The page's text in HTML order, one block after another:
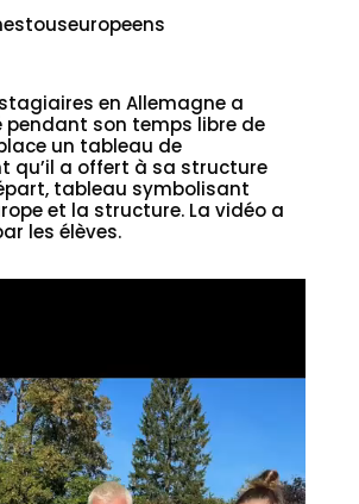
en Allemagne a
pendant son temps libre de
un tableau de
qu’il a offert à sa structure
tableau symbolisant
et la structure. La vidéo a
les élèves.